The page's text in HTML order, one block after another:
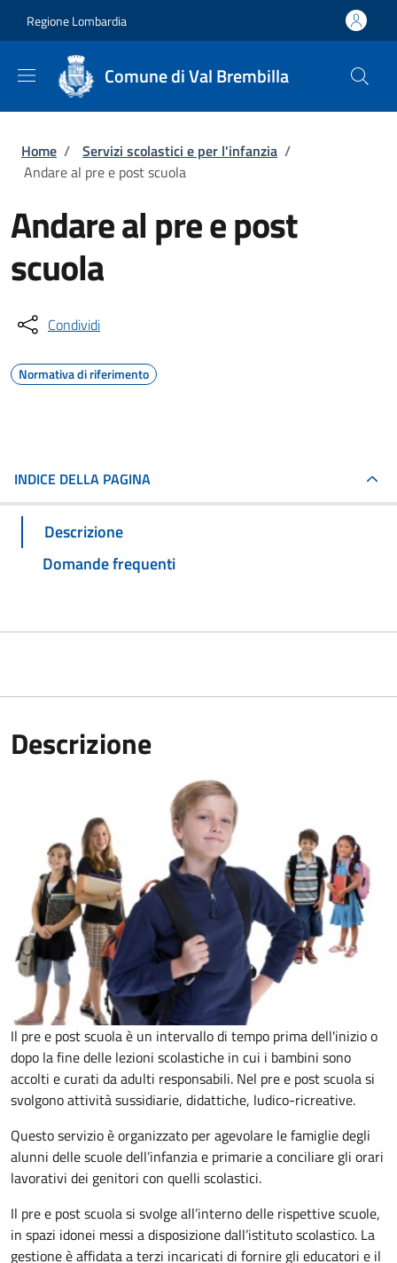
Regione Lombardia
Comune di Val Brembilla
Briciole di pane
Home / Servizi scolastici e per l'infanzia /
Andare al pre e post scuola
Andare al pre e post
scuola
Condividi
Normativa di riferimento
INDICE DELLA PAGINA
Descrizione
Domande frequenti
Descrizione
Il pre e post scuola è un intervallo di tempo prima dell'inizio o
dopo la fine delle lezioni scolastiche in cui i bambini sono
accolti e curati da adulti responsabili. Nel pre e post scuola si
svolgono attività sussidiarie, didattiche, ludico-ricreative.
Questo servizio è organizzato per agevolare le famiglie degli
alunni delle scuole dell’infanzia e primarie a conciliare gli orari
lavorativi dei genitori con quelli scolastici.
Il pre e post scuola si svolge all’interno delle rispettive scuole,
in spazi idonei messi a disposizione dall’istituto scolastico. La
gestione è affidata a terzi incaricati di fornire gli educatori e il